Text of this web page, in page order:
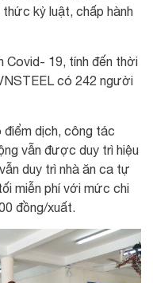
kỷ luật, chấp hành
Covid- 19, tính đến thời
có 242 người
điểm dịch, công tác
vẫn được duy trì hiệu
duy trì nhà ăn ca tự
miễn phí với mức chi
đồng/xuất.